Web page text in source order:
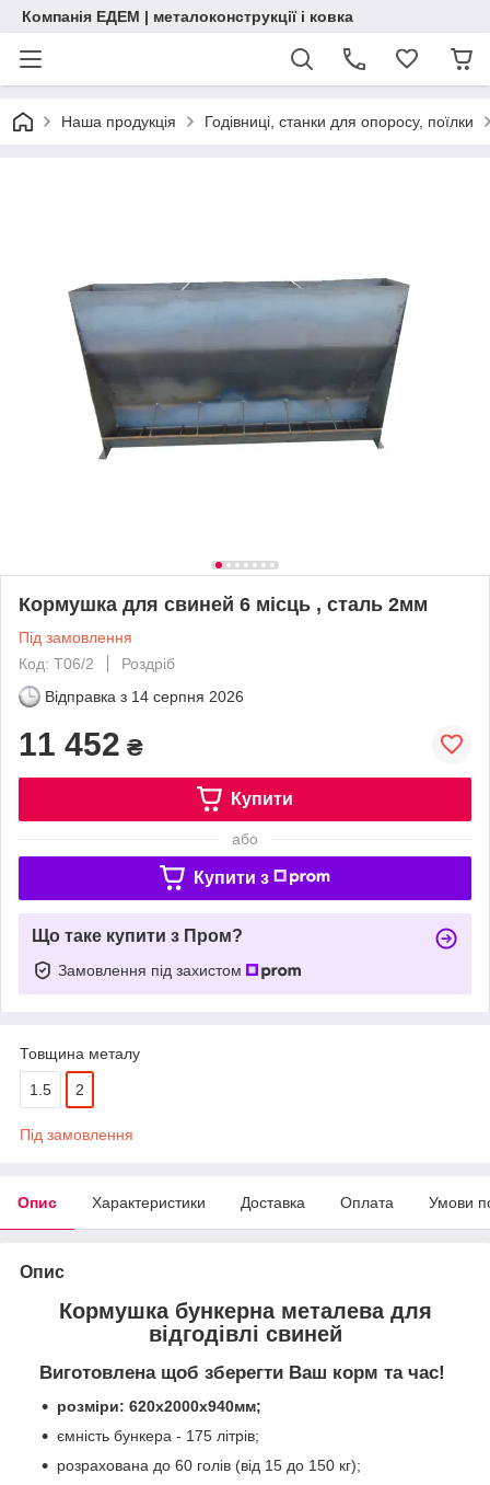
Компанія ЕДЕМ | металоконструкції і ковка
Наша продукція Годівниці, станки для опоросу, поїлки
Кормушка для свиней 6 місць , сталь 2мм
Під замовлення
Код: Т06/2
Роздріб
Відправка з 14 серпня 2026
11 452 ₴
Купити
або
Купити з
Що таке купити з Пром?
Замовлення під захистом
Товщина металу
1.5 2
Під замовлення
Опис Характеристики Доставка Оплата Умови
Опис
Кормушка бункерна металева для
відгодівлі свиней
Виготовлена щоб зберегти Ваш корм та час!
розміри: 620х2000х940мм;
ємність бункера - 175 літрів;
розрахована до 60 голів (від 15 до 150 кг);